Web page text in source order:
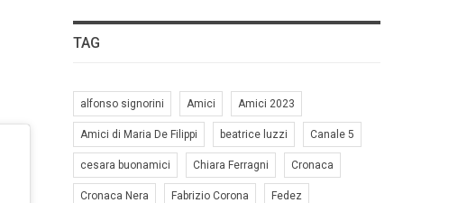
TAG
alfonso signorini Amici Amici 2023
Amici di Maria De Filippi beatrice luzzi Canale 5
cesara buonamici Chiara Ferragni Cronaca
Cronaca Nera Fabrizio Corona Fedez